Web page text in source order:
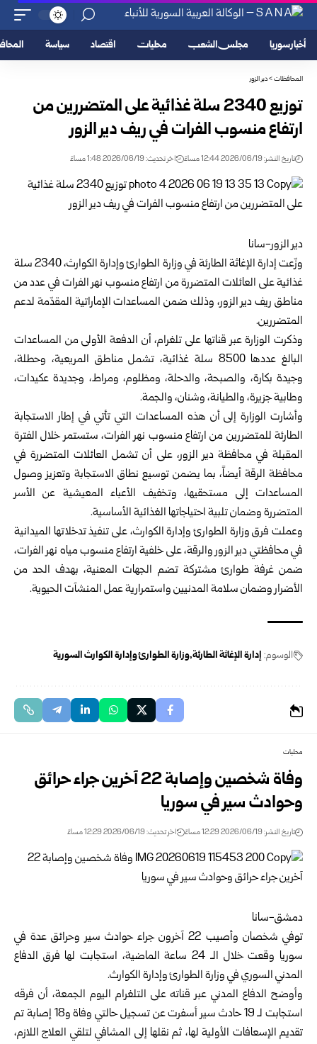
أخبار سوريا مجلس الشعب محليات اقتصاد سياسة
المحافظات>دير الزور
توزيع 2340 سلة غذائية على المتضررين من
ارتفاع منسوب الفرات في ريف دير الزور
تاريخ النشر: 2026/06/19 12:44 مساءً اخر تحديث: 2026/06/19 1:48 مساءً
دير الزور-سانا
وزّعت إدارة الإغاثة الطارئة فيوزارة الطوارئ وإدارة الكوارث
، 2340 سلة
غذائية على العائلات المتضررة من ارتفاع منسوب نهر الفرات في عدد من
مناطق ريف دير الزور، وذلك ضمن المساعدات الإماراتية المقدّمة لدعم
المتضررين.
وذكرت الوزارة عبر قناتها على تلغرام، أن الدفعة الأولى من المساعدات
البالغ عددها 8500 سلة غذائية، تشمل مناطق المريعية، وحطلة،
وجيدة بكارة، والصبحة، والدحلة، ومظلوم، ومراط، وجديدة عكيدات،
وطابية جزيرة، والطيانة، وشنان، والجمة.
وأشارت الوزارة إلى أن هذه المساعدات التي تأتي في إطار الاستجابة
الطارئة للمتضررين من ارتفاع منسوب نهر الفرات، ستستمر خلال الفترة
المقبلة في محافظة دير الزور، على أن تشمل العائلات المتضررة في
محافظة الرقة أيضاً، بما يضمن توسيع نطاق الاستجابة وتعزيز وصول
المساعدات إلى مستحقيها، وتخفيف الأعباء المعيشية عن الأسر
المتضررة وضمان تلبية احتياجاتها الغذائية الأساسية.
وعملت فرق وزارة الطوارئ وإدارة الكوارث، على تنفيذ تدخلاتها الميدانية
في محافظتي دير الزور والرقة، على خلفية ارتفاع منسوب مياه نهر الفرات،
ضمن غرفة طوارئ مشتركة تضم الجهات المعنية، بهدف الحد من
الأضرار وضمان سلامة المدنيين واستمرارية عمل المنشآت الحيوية.
الوسوم: إدارة الإغاثة الطارئة وزارة الطوارئ وإدارة الكوارث ‌‏السورية
محليات
وفاة شخصين وإصابة 22 آخرين جراء حرائق
وحوادث سير في سوريا ‏
تاريخ النشر: 2026/06/19 12:29 مساءً اخر تحديث: 2026/06/19 12:29 مساءً
دمشق-سانا
توفي شخصان وأصيب 22 آخرون جراء حوادث سير وحرائق عدة في
سوريا وقعت ‏خلال الـ 24 ساعة الماضية، استجابت لها فرق الدفاع
المدني السوري في وزارة ‏الطوارئ وإدارة الكوارث.‏
وأوضح الدفاع المدنيعبر قناته على التلغرام اليوم الجمعة، أن فرقه
استجابت لـ 19 ‏حادث سير أسفرت عن تسجيل حالتي وفاة و18 إصابة تم
تقديم الإسعافات الأولية لها، ثم ‏نقلها إلى المشافي لتلقي العلاج اللازم،